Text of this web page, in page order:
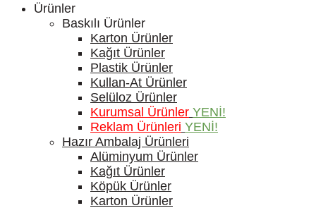
Ürünler
Baskılı Ürünler
Karton Ürünler
Kağıt Ürünler
Plastik Ürünler
Kullan-At Ürünler
Selüloz Ürünler
Kurumsal Ürünler YENİ!
Reklam Ürünleri YENİ!
Hazır Ambalaj Ürünleri
Alüminyum Ürünler
Kağıt Ürünler
Köpük Ürünler
Karton Ürünler